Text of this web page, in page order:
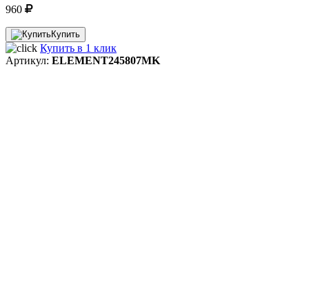
960
Купить
Купить в 1 клик
Артикул: ELEMENT245807MK